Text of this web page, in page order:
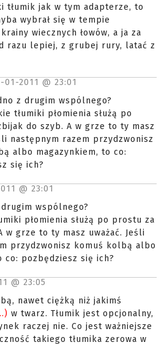
tłumik jak w tym adapterze, to
wybrał się w tempie
wiecznych łowów, a ja za
razu lepiej, z grubej rury, latać z
01-2011 @ 23:01
z drugim wspólnego?
tłumiki płomienia służą po
do szyb. A w grze to ty masz
następnym razem przydzwonisz
albo magazynkiem, to co:
się ich?
@ 23:01
wspólnego?
płomienia służą po prostu za
w grze to ty masz uważać. Jeśli
przydzwonisz komuś kolbą albo
co: pozbędziesz się ich?
@ 23:05
nawet ciężką niż jakimś
w twarz. Tłumik jest opcjonalny,
raczej nie. Co jest ważniejsze
takiego tłumika zerowa w